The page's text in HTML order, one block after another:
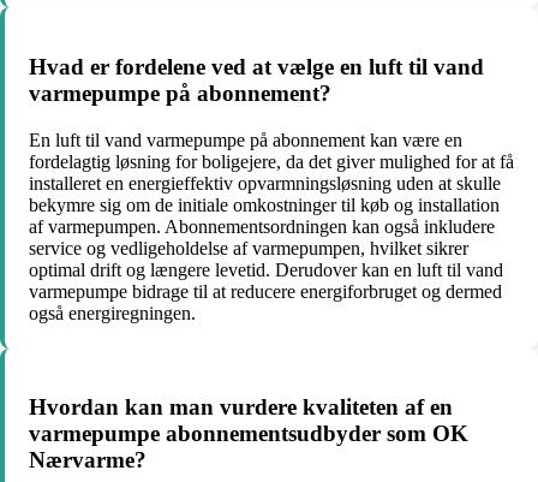
Hvad er fordelene ved at vælge en luft til vand
varmepumpe på abonnement?
En luft til vand varmepumpe på abonnement kan være en
fordelagtig løsning for boligejere, da det giver mulighed for at få
installeret en energieffektiv opvarmningsløsning uden at skulle
bekymre sig om de initiale omkostninger til køb og installation
af varmepumpen. Abonnementsordningen kan også inkludere
service og vedligeholdelse af varmepumpen, hvilket sikrer
optimal drift og længere levetid. Derudover kan en luft til vand
varmepumpe bidrage til at reducere energiforbruget og dermed
også energiregningen.
Hvordan kan man vurdere kvaliteten af en
varmepumpe abonnementsudbyder som OK
Nærvarme?